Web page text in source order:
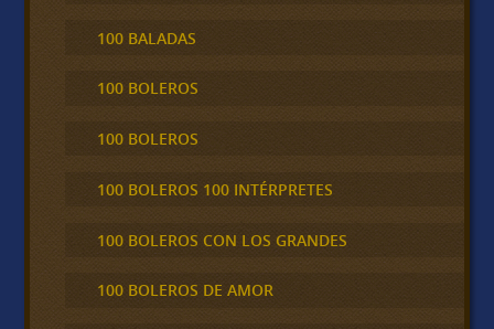
100 BALADAS
100 BOLEROS
100 BOLEROS
100 BOLEROS 100 INTÉRPRETES
100 BOLEROS CON LOS GRANDES
100 BOLEROS DE AMOR